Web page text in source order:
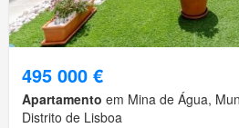
495 000 €
Apartamento em Mina de Água,
Distrito de Lisboa